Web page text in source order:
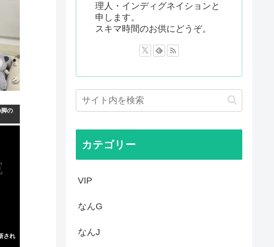
リ女、とんでもないエ口グッズにされてしまい...
は韓国みたいなドラッグストアがないので韓国...
娼婦のような声」←これ正論すぎるよな
漫画ない?
決算、プリキュアが前年比大幅減少
左遷
高市早苗ちゃんは北朝鮮の金正恩と比較され完...
日は真珠湾攻撃か…なんやこれ、デスノート？...
の
され
理人・インディグネイションと
申します。
スキマ時間のお供にどうぞ。
カテゴリー
VIP
なんG
なんJ